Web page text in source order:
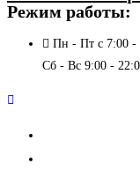
Режим работы:
Пн - Пт с 7:00 -
Сб - Вс 9:00 -